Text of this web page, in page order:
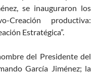
se inauguraron los
Creación productiva:
Estratégica”.
del Presidente del
García Jiménez; la